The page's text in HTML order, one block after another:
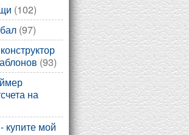
(102)
(97)
(93)
на
купите мой